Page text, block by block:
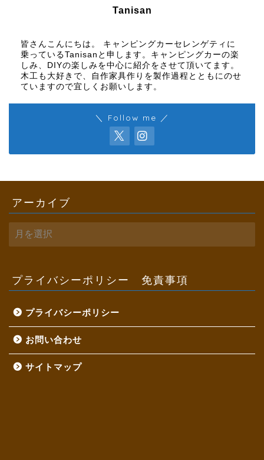
Tanisan
皆さんこんにちは。 キャンピングカーセレンゲティに
乗っているTanisanと申します。キャンピングカーの楽
しみ、DIYの楽しみを中心に紹介をさせて頂いてます。
木工も大好きで、自作家具作りを製作過程とともにのせ
ていますので宜しくお願いします。
＼ Follow me ／
アーカイブ
ー
ブ
プライバシーポリシー 免責事項
プライバシーポリシー
お問い合わせ
サイトマップ